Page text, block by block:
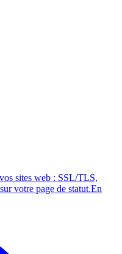
sites web : SSL/TLS,
votre page de statut.En